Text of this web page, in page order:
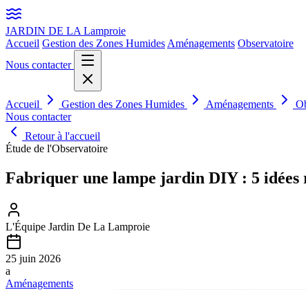
JARDIN DE LA Lamproie
Accueil Gestion des Zones Humides Aménagements Observatoire
Nous contacter
Accueil Gestion des Zones Humides Aménagements
Nous contacter
Retour à l'accueil
Étude de l'Observatoire
Fabriquer une lampe jardin DIY : 5
L'Équipe Jardin De La Lamproie
25 juin 2026
a
Aménagements